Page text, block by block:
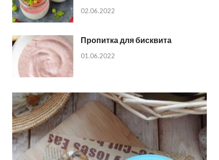
02.06.2022
Пропитка для бисквита
01.06.2022